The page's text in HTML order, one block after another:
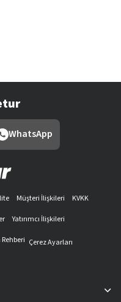
WhatsApp
Müşteri İlişkileri
KVKK
Yatırımcı İlişkileri
Çerez Ayarları